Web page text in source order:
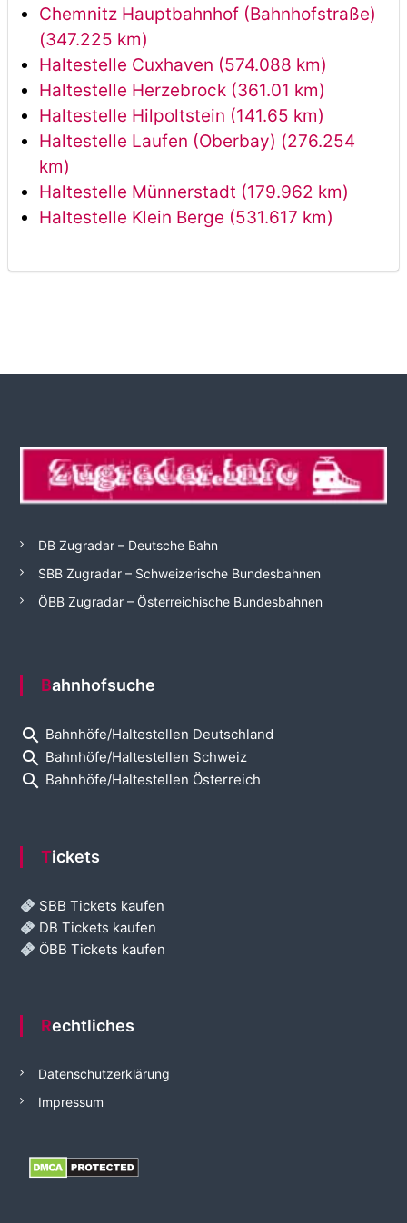
Chemnitz Hauptbahnhof (Bahnhofstraße)
(347.225 km)
Haltestelle Cuxhaven (574.088 km)
Haltestelle Herzebrock (361.01 km)
Haltestelle Hilpoltstein (141.65 km)
Haltestelle Laufen (Oberbay) (276.254
km)
Haltestelle Münnerstadt (179.962 km)
Haltestelle Klein Berge (531.617 km)
DB Zugradar – Deutsche Bahn
SBB Zugradar – Schweizerische Bundesbahnen
ÖBB Zugradar – Österreichische Bundesbahnen
Bahnhofsuche
search Bahnhöfe/Haltestellen Deutschland
search Bahnhöfe/Haltestellen Schweiz
search Bahnhöfe/Haltestellen Österreich
Tickets
SBB Tickets kaufen
DB Tickets kaufen
ÖBB Tickets kaufen
Rechtliches
Datenschutzerklärung
Impressum